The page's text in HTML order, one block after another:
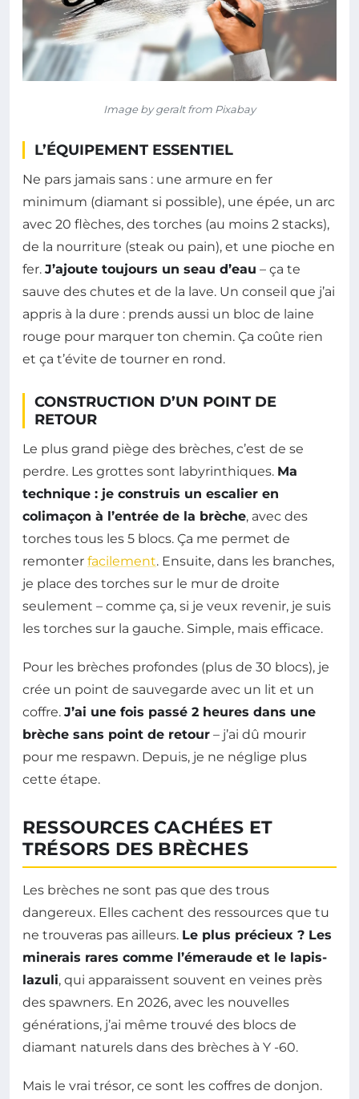
Image by geralt from Pixabay
L’ÉQUIPEMENT ESSENTIEL
Ne pars jamais sans : une armure en fer
minimum (diamant si possible), une épée, un arc
avec 20 flèches, des torches (au moins 2 stacks),
de la nourriture (steak ou pain), et une pioche en
fer. J’ajoute toujours un seau d’eau – ça te
sauve des chutes et de la lave. Un conseil que j’ai
appris à la dure : prends aussi un bloc de laine
rouge pour marquer ton chemin. Ça coûte rien
et ça t’évite de tourner en rond.
CONSTRUCTION D’UN POINT DE
RETOUR
Le plus grand piège des brèches, c’est de se
perdre. Les grottes sont labyrinthiques. Ma
technique : je construis un escalier en
colimaçon à l’entrée de la brèche, avec des
torches tous les 5 blocs. Ça me permet de
remonter facilement. Ensuite, dans les branches,
je place des torches sur le mur de droite
seulement – comme ça, si je veux revenir, je suis
les torches sur la gauche. Simple, mais efficace.
Pour les brèches profondes (plus de 30 blocs), je
crée un point de sauvegarde avec un lit et un
coffre. J’ai une fois passé 2 heures dans une
brèche sans point de retour – j’ai dû mourir
pour me respawn. Depuis, je ne néglige plus
cette étape.
RESSOURCES CACHÉES ET
TRÉSORS DES BRÈCHES
Les brèches ne sont pas que des trous
dangereux. Elles cachent des ressources que tu
ne trouveras pas ailleurs. Le plus précieux ? Les
minerais rares comme l’émeraude et le lapis-
lazuli, qui apparaissent souvent en veines près
des spawners. En 2026, avec les nouvelles
générations, j’ai même trouvé des blocs de
diamant naturels dans des brèches à Y -60.
Mais le vrai trésor, ce sont les coffres de donjon.